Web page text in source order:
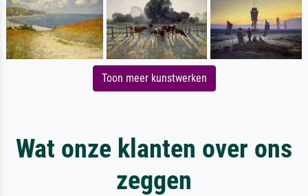
Toon meer kunstwerken
Wat onze klanten over ons
zeggen